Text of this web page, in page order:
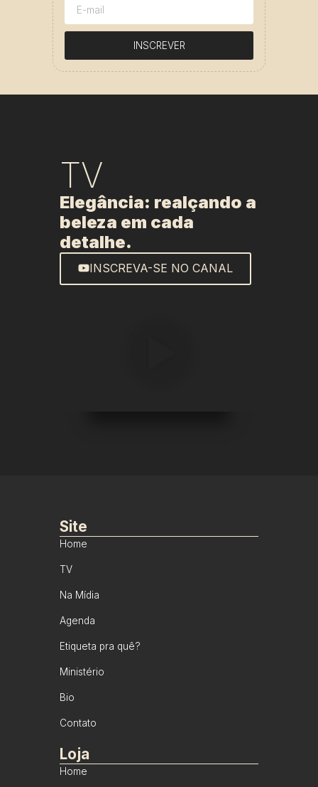
INSCREVER
TV
Elegância: realçando a
beleza em cada
detalhe.
INSCREVA-SE NO CANAL
Site
Home
TV
Na Mídia
Agenda
Etiqueta pra quê?
Ministério
Bio
Contato
Loja
Home